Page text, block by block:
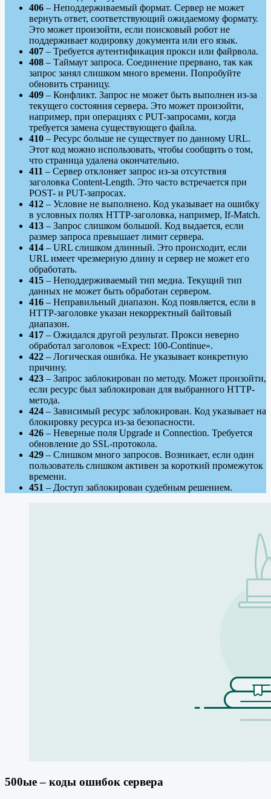
406 – Неподдерживаемый формат. Сервер не может
вернуть ответ, соответствующий ожидаемому формату.
Это может произойти, если поисковый робот не
поддерживает кодировку документа или его язык.
407 – Требуется аутентификация прокси или файрвола.
408 – Таймаут запроса. Соединение прервано, так как
запрос занял слишком много времени. Попробуйте
обновить страницу.
409 – Конфликт. Запрос не может быть выполнен из-за
текущего состояния сервера. Это может произойти,
например, при операциях с PUT-запросами, когда
требуется замена существующего файла.
410 – Ресурс больше не существует по данному URL.
Этот код можно использовать, чтобы сообщить о том,
что страница удалена окончательно.
411 – Сервер отклоняет запрос из-за отсутствия
заголовка Content-Length. Это часто встречается при
POST- и PUT-запросах.
412 – Условие не выполнено. Код указывает на ошибку
в условных полях HTTP-заголовка, например, If-Match.
413 – Запрос слишком большой. Код выдается, если
размер запроса превышает лимит сервера.
414 – URL слишком длинный. Это происходит, если
URL имеет чрезмерную длину и сервер не может его
обработать.
415 – Неподдерживаемый тип медиа. Текущий тип
данных не может быть обработан сервером.
416 – Неправильный диапазон. Код появляется, если в
HTTP-заголовке указан некорректный байтовый
диапазон.
417 – Ожидался другой результат. Прокси неверно
обработал заголовок «Expect: 100-Continue».
422 – Логическая ошибка. Не указывает конкретную
причину.
423 – Запрос заблокирован по методу. Может произойти,
если ресурс был заблокирован для выбранного HTTP-
метода.
424 – Зависимый ресурс заблокирован. Код указывает на
блокировку ресурса из-за безопасности.
426 – Неверные поля Upgrade и Connection. Требуется
обновление до SSL-протокола.
429 – Слишком много запросов. Возникает, если один
пользователь слишком активен за короткий промежуток
времени.
451 – Доступ заблокирован судебным решением.
500ые – коды ошибок сервера